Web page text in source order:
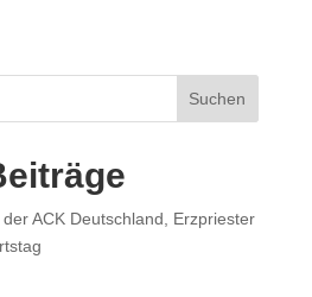
Suchen
ACK Deutschland, Erzpriester